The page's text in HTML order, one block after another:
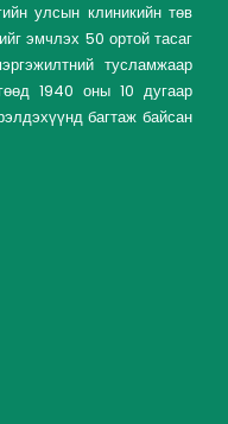
улсын клиникийн төв
эмчлэх 50 ортой тасаг
тусламжаар
1940 оны 10 дугаар
багтаж байсан